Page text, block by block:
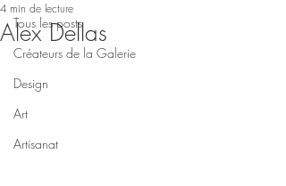
Tous les posts
Créateurs de la Galerie
Design
Art
Artisanat
Alex Dellas
4 min de lecture